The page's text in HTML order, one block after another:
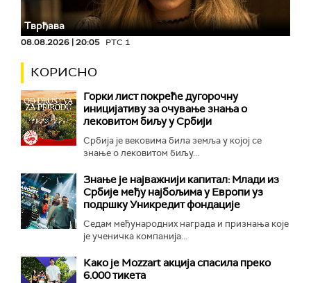
Тврђава
08.08.2026 | 20:05 РТС 1
КОРИСНО
Горки лист покреће дугорочну
иницијативу за очување знања о
лековитом биљу у Србији
Србија је вековима била земља у којој се
знање о лековитом биљу...
Знање је најважнији капитал: Млади из
Србије међу најбољима у Европи уз
подршку Уникредит фондације
Седам међународних награда и признања које
је ученичка компанија...
Како је Mozzart акција спасила преко
6.000 тикета